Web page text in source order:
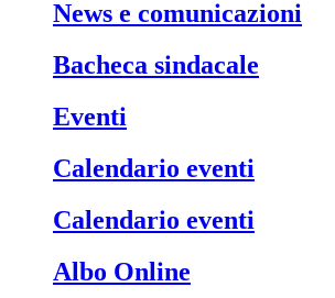
News e comunicazioni
Bacheca sindacale
Eventi
Calendario eventi
Calendario eventi
Albo Online